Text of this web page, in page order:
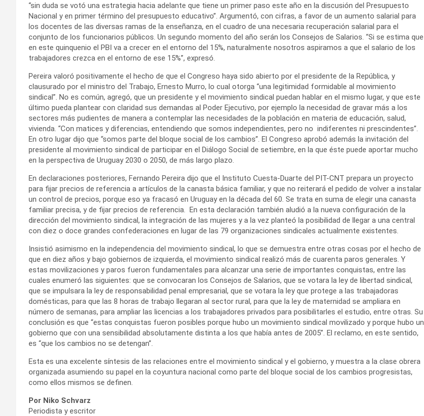
“sin duda se votó una estrategia hacia adelante que tiene un primer paso este año en la discusión del Presupuesto
Nacional y en primer término del presupuesto educativo”. Argumentó, con cifras, a favor de un aumento salarial para
los docentes de las diversas ramas de la enseñanza, en el cuadro de una necesaria recuperación salarial para el
conjunto de los funcionarios públicos. Un segundo momento del año serán los Consejos de Salarios. “Si se estima que
en este quinquenio el PBI va a crecer en el entorno del 15%, naturalmente nosotros aspiramos a que el salario de los
trabajadores crezca en el entorno de ese 15%”, expresó.
Pereira valoró positivamente el hecho de que el Congreso haya sido abierto por el presidente de la República, y
clausurado por el ministro del Trabajo, Ernesto Murro, lo cual otorga “una legitimidad formidable al movimiento
sindical”. No es común, agregó, que un presidente y el movimiento sindical puedan hablar en el mismo lugar, y que este
último pueda plantear con claridad sus demandas al Poder Ejecutivo, por ejemplo la necesidad de gravar más a los
sectores más pudientes de manera a contemplar las necesidades de la población en materia de educación, salud,
vivienda. “Con matices y diferencias, entendiendo que somos independientes, pero no indiferentes ni prescindentes”.
En otro lugar dijo que “somos parte del bloque social de los cambios”. El Congreso aprobó además la invitación del
presidente al movimiento sindical de participar en el Diálogo Social de setiembre, en la que éste puede aportar mucho
en la perspectiva de Uruguay 2030 o 2050, de más largo plazo.
En declaraciones posteriores, Fernando Pereira dijo que el Instituto Cuesta-Duarte del PIT-CNT prepara un proyecto
para fijar precios de referencia a artículos de la canasta básica familiar, y que no reiterará el pedido de volver a instalar
un control de precios, porque eso ya fracasó en Uruguay en la década del 60. Se trata en suma de elegir una canasta
familiar precisa, y de fijar precios de referencia. En esta declaración también aludió a la nueva configuración de la
dirección del movimiento sindical, la integración de las mujeres y a la vez planteó la posibilidad de llegar a una central
con diez o doce grandes confederaciones en lugar de las 79 organizaciones sindicales actualmente existentes.
Insistió asimismo en la independencia del movimiento sindical, lo que se demuestra entre otras cosas por el hecho de
que en diez años y bajo gobiernos de izquierda, el movimiento sindical realizó más de cuarenta paros generales. Y
estas movilizaciones y paros fueron fundamentales para alcanzar una serie de importantes conquistas, entre las
cuales enumeró las siguientes: que se convocaran los Consejos de Salarios, que se votara la ley de libertad sindical,
que se impulsara la ley de responsabilidad penal empresarial, que se votara la ley que protege a las trabajadoras
domésticas, para que las 8 horas de trabajo llegaran al sector rural, para que la ley de maternidad se ampliara en
número de semanas, para ampliar las licencias a los trabajadores privados para posibilitarles el estudio, entre otras. Su
conclusión es que “estas conquistas fueron posibles porque hubo un movimiento sindical movilizado y porque hubo un
gobierno que con una sensibilidad absolutamente distinta a los que había antes de 2005”. El reclamo, en este sentido,
es “que los cambios no se detengan”.
Esta es una excelente síntesis de las relaciones entre el movimiento sindical y el gobierno, y muestra a la clase obrera
organizada asumiendo su papel en la coyuntura nacional como parte del bloque social de los cambios progresistas,
como ellos mismos se definen.
Por Niko Schvarz
Periodista y escritor